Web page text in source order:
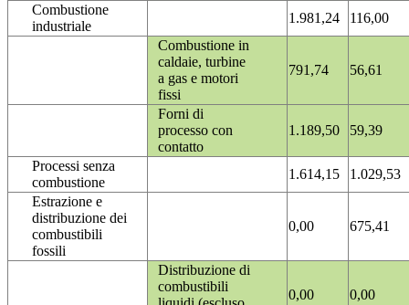
Combustione
industriale
1.981,24
116,00
Combustione in
caldaie, turbine
a gas e motori
fissi
791,74 56,61
Forni di
processo con
contatto
1.189,50 59,39
Processi senza
combustione
1.614,15
1.029,53
Estrazione e
distribuzione dei
combustibili
fossili
0,00 675,41
Distribuzione di
combustibili
0,00 0,00